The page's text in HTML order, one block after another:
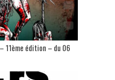
11ème édition – du 06